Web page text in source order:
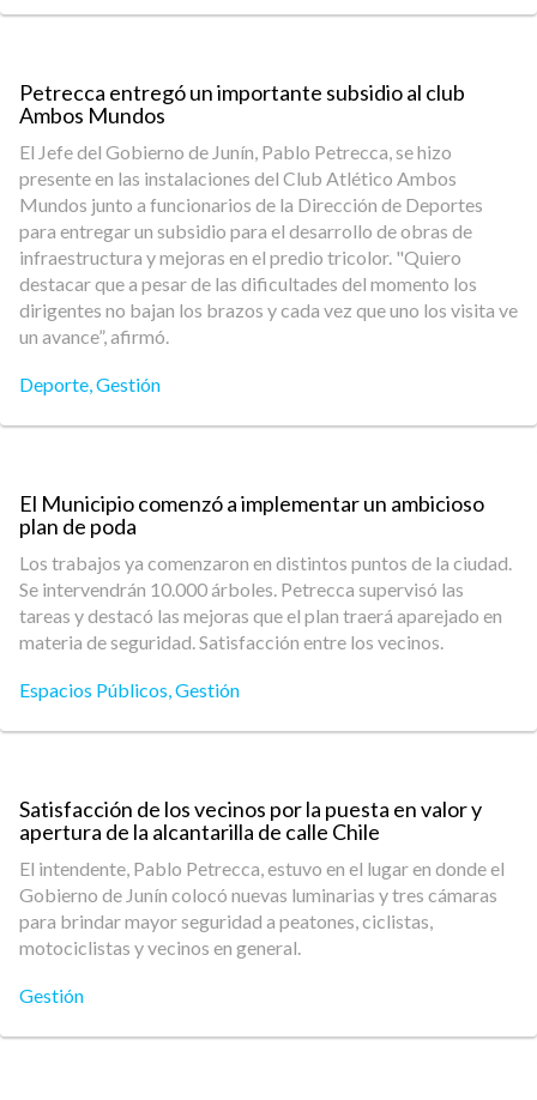
Petrecca entregó un importante subsidio al club
Ambos Mundos
El Jefe del Gobierno de Junín, Pablo Petrecca, se hizo
presente en las instalaciones del Club Atlético Ambos
Mundos junto a funcionarios de la Dirección de Deportes
para entregar un subsidio para el desarrollo de obras de
infraestructura y mejoras en el predio tricolor. "Quiero
destacar que a pesar de las dificultades del momento los
dirigentes no bajan los brazos y cada vez que uno los visita ve
un avance”, afirmó.
Deporte,Gestión
El Municipio comenzó a implementar un ambicioso
plan de poda
Los trabajos ya comenzaron en distintos puntos de la ciudad.
Se intervendrán 10.000 árboles. Petrecca supervisó las
tareas y destacó las mejoras que el plan traerá aparejado en
materia de seguridad. Satisfacción entre los vecinos.
Espacios Públicos,Gestión
Satisfacción de los vecinos por la puesta en valor y
apertura de la alcantarilla de calle Chile
El intendente, Pablo Petrecca, estuvo en el lugar en donde el
Gobierno de Junín colocó nuevas luminarias y tres cámaras
para brindar mayor seguridad a peatones, ciclistas,
motociclistas y vecinos en general.
Gestión